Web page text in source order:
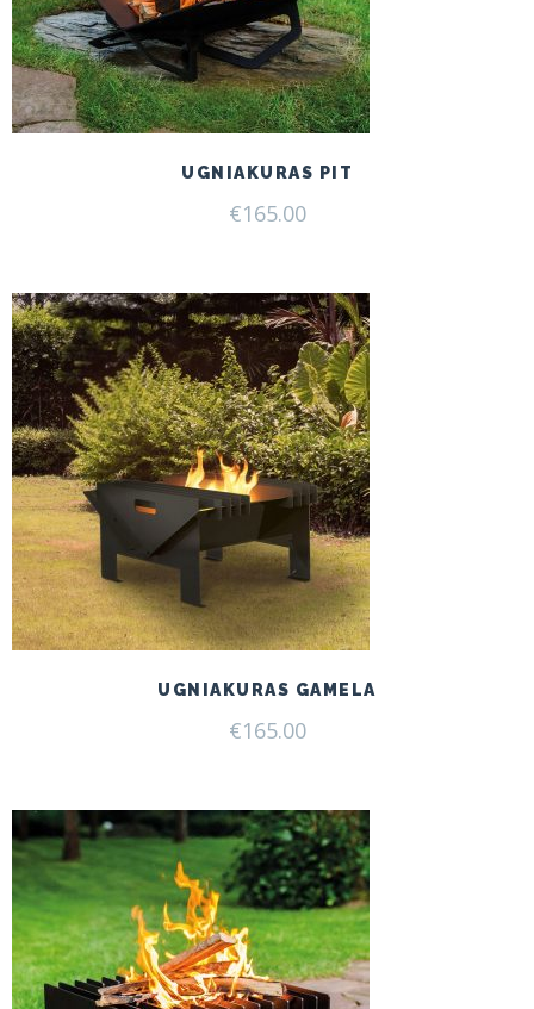
UGNIAKURAS PIT
€165.00
UGNIAKURAS GAMELA
€165.00